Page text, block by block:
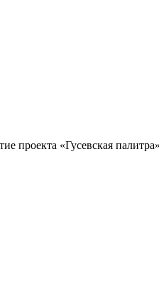
проекта «Гусевская